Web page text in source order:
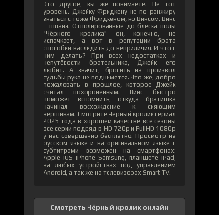
Это другое, вы же понимаете. Не тот
уровень. Джейку Фридкену не по ранжиру
знаться с тоже Фридкеном, но Винсом. Винс
- шпана. Отполированные до блеска полы
"Чёрного кролика" он, конечно, не
испачкает, а вот в репутации брата
способен наследить до неприличия. И что с
ним делать? При всех недостатках и
непутёвости брательника, Джейк его
любит. А значит, бросить на произвол
судьбы рука не поднимется. Что же, добро
пожаловать в прошлое, которое Джейк
считал похороненным. Винс быстро
поможет вспомнить, откуда братишка
начинал восхождение к сияющим
вершинам. Смотрите Чёрный кролик сериал
2025 года в хорошем качестве все сезоны
все серии подряд в HD 720p и FullHD 1080p
у нас совершенно бесплатно. Просмотр на
русском языке и на оригинальном языке с
субтитрами возможен на смартфонах:
Apple iOS iPhone Samsung, планшете iPad,
на любых устройствах под управлением
Android, а так же на телевизорах Smart TV.
Смотреть Чёрный кролик онлайн